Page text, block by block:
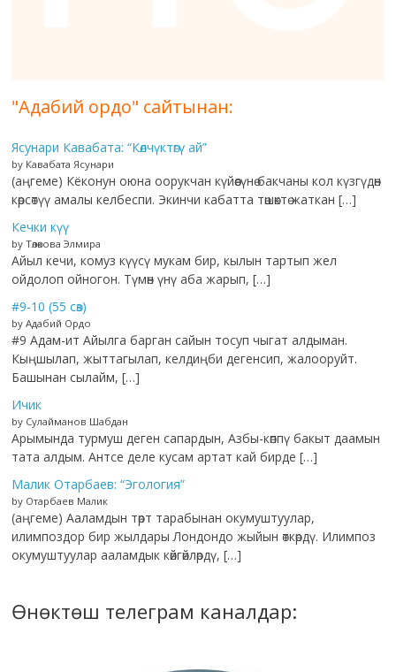
"Адабий ордо" сайтынан:
Ясунари Кавабата: “Көлчүктөгү ай”
by Кавабата Ясунари
(аңгеме) Кёконун оюна оорукчан күйөөсүнө бакчаны кол күзгүдөн
көрсөтүү амалы келбеспи. Экинчи кабатта төшөктө жаткан […]
Кечки күү
by Төлөкова Элмира
Айыл кечи, комуз күүсү мукам бир, кылын тартып жел
ойдолоп ойногон. Түмөн үнү аба жарып, […]
#9-10 (55 сөз)
by Адабий Ордо
#9 Адам-ит Айылга барган сайын тосуп чыгат алдыман.
Кыңшылап, жыттагылап, келдиңби дегенсип, жалооруйт.
Башынан сылайм, […]
Ичик
by Сулайманов Шабдан
Арымында турмуш деген сапардын, Азбы-көппү бакыт даамын
тата алдым. Антсе деле кусам артат кай бирде […]
Малик Отарбаев: “Эгология”
by Отарбаев Малик
(аңгеме) Ааламдын төрт тарабынан окумуштуулар,
илимпоздор бир жылдары Лондондо жыйын өткөрдү. Илимпоз
окумуштуулар ааламдык көйгөйлөрдү, […]
Өнөктөш телеграм каналдар: